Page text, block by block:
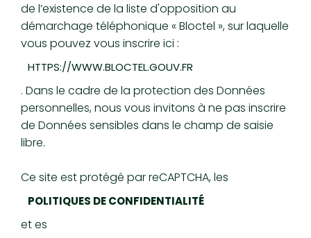
de l’existence de la liste d'opposition au
démarchage téléphonique « Bloctel », sur laquelle
vous pouvez vous inscrire ici :
HTTPS://WWW.BLOCTEL.GOUV.FR
. Dans le cadre de la protection des Données
personnelles, nous vous invitons à ne pas inscrire
de Données sensibles dans le champ de saisie
libre.
Ce site est protégé par reCAPTCHA, les
POLITIQUES DE CONFIDENTIALITÉ
et es